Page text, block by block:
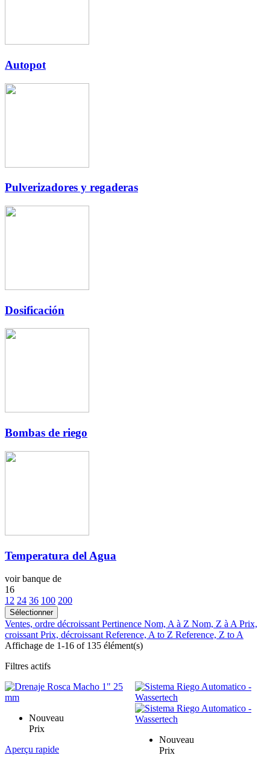
Autopot
Pulverizadores y regaderas
Dosificación
Bombas de riego
Temperatura del Agua
voir banque de
16
12 24 36 100 200
Sélectionner
Ventes, ordre décroissant Pertinence Nom, A à Z Nom, Z à A Prix,
croissant Prix, décroissant Reference, A to Z Reference, Z to A
Affichage de 1-16 of 135 élément(s)
Filtres actifs
Nouveau
Prix
Aperçu rapide
Nouveau
Prix